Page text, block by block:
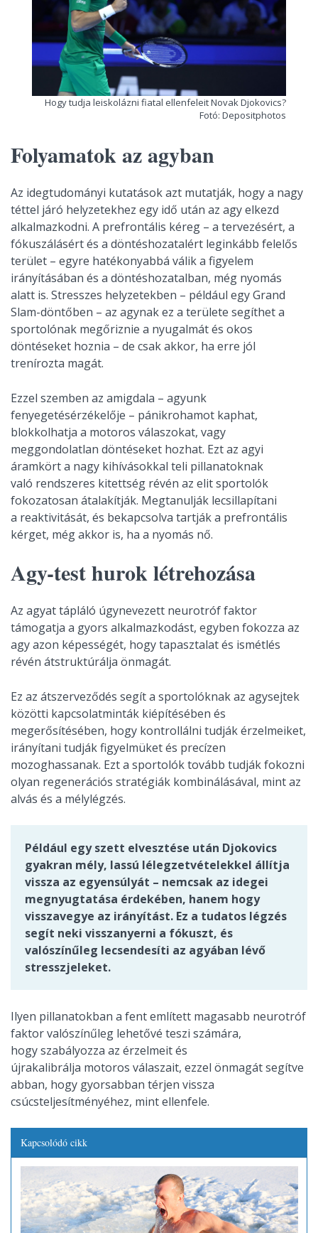
Hogy tudja leiskolázni fiatal ellenfeleit Novak Djokovics?
Fotó: Depositphotos
Folyamatok az agyban
Az idegtudományi kutatások azt mutatják, hogy a nagy
téttel járó helyzetekhez egy idő után az agy elkezd
alkalmazkodni. A prefrontális kéreg – a tervezésért, a
fókuszálásért és a döntéshozatalért leginkább felelős
terület – egyre hatékonyabbá válik a figyelem
irányításában és a döntéshozatalban, még nyomás
alatt is. Stresszes helyzetekben – például egy Grand
Slam-döntőben – az agynak ez a területe segíthet a
sportolónak megőriznie a nyugalmát és okos
döntéseket hoznia – de csak akkor, ha erre jól
trenírozta magát.
Ezzel szemben az amigdala – agyunk
fenyegetésérzékelője – pánikrohamot kaphat,
blokkolhatja a motoros válaszokat, vagy
meggondolatlan döntéseket hozhat. Ezt az agyi
áramkört a nagy kihívásokkal teli pillanatoknak
való rendszeres kitettség révén az elit sportolók
fokozatosan átalakítják. Megtanulják lecsillapítani
a reaktivitását, és bekapcsolva tartják a prefrontális
kérget, még akkor is, ha a nyomás nő.
Agy-test hurok létrehozása
Az agyat tápláló úgynevezett neurotróf faktor
támogatja a gyors alkalmazkodást, egyben fokozza az
agy azon képességét, hogy tapasztalat és ismétlés
révén átstruktúrálja önmagát.
Ez az átszerveződés segít a sportolóknak az agysejtek
közötti kapcsolatminták kiépítésében és
megerősítésében, hogy kontrollálni tudják érzelmeiket,
irányítani tudják figyelmüket és precízen
mozoghassanak. Ezt a sportolók tovább tudják fokozni
olyan regenerációs stratégiák kombinálásával, mint az
alvás és a mélylégzés.
Például egy szett elvesztése után Djokovics
gyakran mély, lassú lélegzetvételekkel állítja
vissza az egyensúlyát – nemcsak az idegei
megnyugtatása érdekében, hanem hogy
visszavegye az irányítást. Ez a tudatos légzés
segít neki visszanyerni a fókuszt, és
valószínűleg lecsendesíti az agyában lévő
stresszjeleket.
Ilyen pillanatokban a fent említett magasabb neurotróf
faktor valószínűleg lehetővé teszi számára,
hogy szabályozza az érzelmeit és
újrakalibrálja motoros válaszait, ezzel önmagát segítve
abban, hogy gyorsabban térjen vissza
csúcsteljesítményéhez, mint ellenfele.
Kapcsolódó cikk